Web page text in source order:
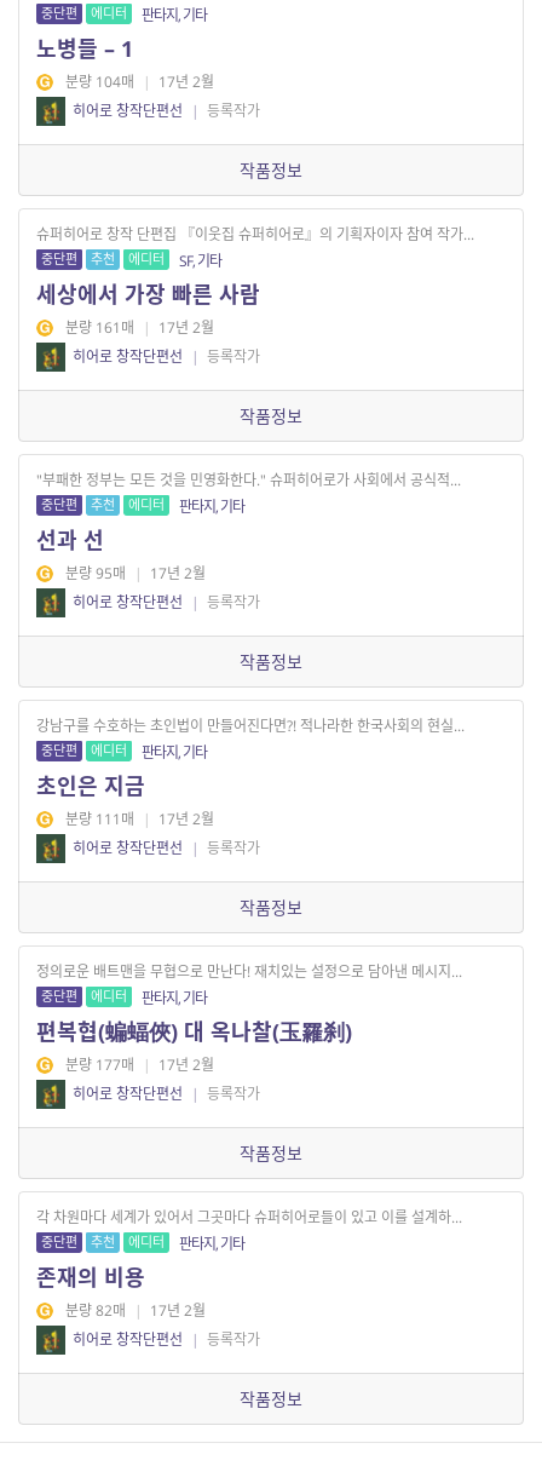
중단편 에디터 판타지, 기타
노병들 – 1
분량 104매 | 17년 2월
히어로 창작단편선
| 등록작가
작품정보
슈퍼히어로 창작 단편집 『이웃집 슈퍼히어로』의 기획자이자 참여 작가...
중단편 추천 에디터 SF, 기타
세상에서 가장 빠른 사람
분량 161매 | 17년 2월
히어로 창작단편선
| 등록작가
작품정보
"부패한 정부는 모든 것을 민영화한다." 슈퍼히어로가 사회에서 공식적...
중단편 추천 에디터 판타지, 기타
선과 선
분량 95매 | 17년 2월
히어로 창작단편선
| 등록작가
작품정보
강남구를 수호하는 초인법이 만들어진다면?! 적나라한 한국사회의 현실...
중단편 에디터 판타지, 기타
초인은 지금
분량 111매 | 17년 2월
히어로 창작단편선
| 등록작가
작품정보
정의로운 배트맨을 무협으로 만난다! 재치있는 설정으로 담아낸 메시지...
중단편 에디터 판타지, 기타
편복협(蝙蝠俠) 대 옥나찰(玉羅刹)
분량 177매 | 17년 2월
히어로 창작단편선
| 등록작가
작품정보
각 차원마다 세계가 있어서 그곳마다 슈퍼히어로들이 있고 이를 설계하...
중단편 추천 에디터 판타지, 기타
존재의 비용
분량 82매 | 17년 2월
히어로 창작단편선
| 등록작가
작품정보